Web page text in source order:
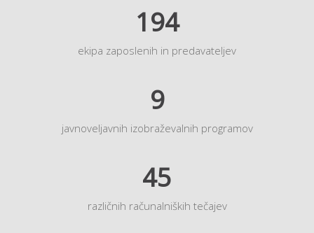
194
ekipa zaposlenih in predavateljev
9
javnoveljavnih izobraževalnih programov
45
različnih računalniških tečajev